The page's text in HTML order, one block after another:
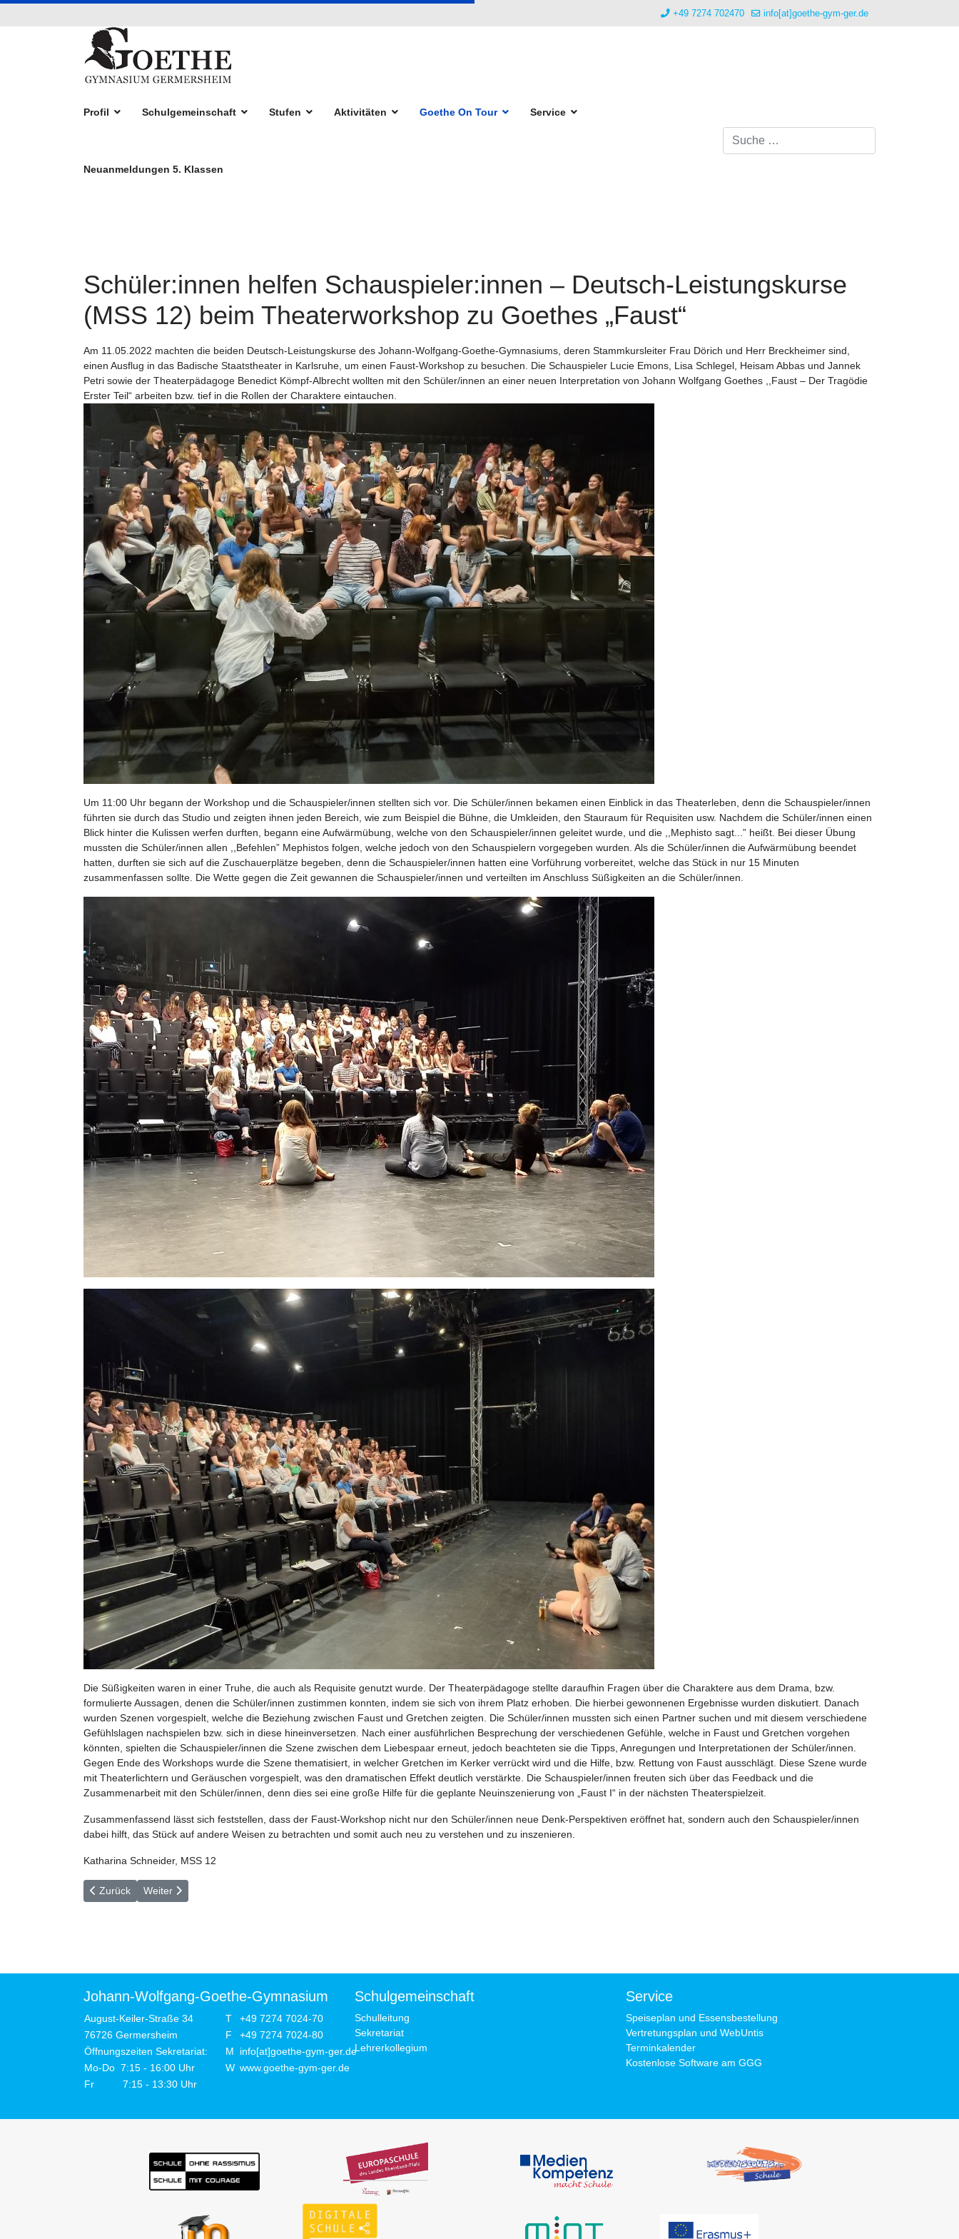
+49 7274 702470 info[at]goethe-gym-ger.de
Profil Schulgemeinschaft Stufen Aktivitäten Goethe On Tour Service
Neuanmeldungen 5. Klassen
Suchen
Schüler:innen helfen Schauspieler:innen – Deutsch-Leistungskurse
(MSS 12) beim Theaterworkshop zu Goethes „Faust“
Am 11.05.2022 machten die beiden Deutsch-Leistungskurse des Johann-Wolfgang-Goethe-Gymnasiums, deren Stammkursleiter Frau Dörich und Herr Breckheimer sind,
einen Ausflug in das Badische Staatstheater in Karlsruhe, um einen Faust-Workshop zu besuchen. Die Schauspieler Lucie Emons, Lisa Schlegel, Heisam Abbas und Jannek
Petri sowie der Theaterpädagoge Benedict Kömpf-Albrecht wollten mit den Schüler/innen an einer neuen Interpretation von Johann Wolfgang Goethes ,,Faust – Der Tragödie
Erster Teil“ arbeiten bzw. tief in die Rollen der Charaktere eintauchen.
Um 11:00 Uhr begann der Workshop und die Schauspieler/innen stellten sich vor. Die Schüler/innen bekamen einen Einblick in das Theaterleben, denn die Schauspieler/innen
führten sie durch das Studio und zeigten ihnen jeden Bereich, wie zum Beispiel die Bühne, die Umkleiden, den Stauraum für Requisiten usw. Nachdem die Schüler/innen einen
Blick hinter die Kulissen werfen durften, begann eine Aufwärmübung, welche von den Schauspieler/innen geleitet wurde, und die ,,Mephisto sagt...” heißt. Bei dieser Übung
mussten die Schüler/innen allen ,,Befehlen” Mephistos folgen, welche jedoch von den Schauspielern vorgegeben wurden. Als die Schüler/innen die Aufwärmübung beendet
hatten, durften sie sich auf die Zuschauerplätze begeben, denn die Schauspieler/innen hatten eine Vorführung vorbereitet, welche das Stück in nur 15 Minuten
zusammenfassen sollte. Die Wette gegen die Zeit gewannen die Schauspieler/innen und verteilten im Anschluss Süßigkeiten an die Schüler/innen.
Die Süßigkeiten waren in einer Truhe, die auch als Requisite genutzt wurde. Der Theaterpädagoge stellte daraufhin Fragen über die Charaktere aus dem Drama, bzw.
formulierte Aussagen, denen die Schüler/innen zustimmen konnten, indem sie sich von ihrem Platz erhoben. Die hierbei gewonnenen Ergebnisse wurden diskutiert. Danach
wurden Szenen vorgespielt, welche die Beziehung zwischen Faust und Gretchen zeigten. Die Schüler/innen mussten sich einen Partner suchen und mit diesem verschiedene
Gefühlslagen nachspielen bzw. sich in diese hineinversetzen. Nach einer ausführlichen Besprechung der verschiedenen Gefühle, welche in Faust und Gretchen vorgehen
könnten, spielten die Schauspieler/innen die Szene zwischen dem Liebespaar erneut, jedoch beachteten sie die Tipps, Anregungen und Interpretationen der Schüler/innen.
Gegen Ende des Workshops wurde die Szene thematisiert, in welcher Gretchen im Kerker verrückt wird und die Hilfe, bzw. Rettung von Faust ausschlägt. Diese Szene wurde
mit Theaterlichtern und Geräuschen vorgespielt, was den dramatischen Effekt deutlich verstärkte. Die Schauspieler/innen freuten sich über das Feedback und die
Zusammenarbeit mit den Schüler/innen, denn dies sei eine große Hilfe für die geplante Neuinszenierung von „Faust I“ in der nächsten Theaterspielzeit.
Zusammenfassend lässt sich feststellen, dass der Faust-Workshop nicht nur den Schüler/innen neue Denk-Perspektiven eröffnet hat, sondern auch den Schauspieler/innen
dabei hilft, das Stück auf andere Weisen zu betrachten und somit auch neu zu verstehen und zu inszenieren.
Katharina Schneider, MSS 12
Vorheriger Beitrag: „Zuerst muss man lesen, dann lesen und nochmal lesen! 20- bis 30-mal!“ – 9a besucht Proben zu „Jugend ohne Gott“ am Theater Baden-Baden
Zurück Nächster Beitrag: "GGG for Ukraine"-Projekt überzeugt in Landau Politikerinnen und andere Schulen
Weiter
Johann-Wolfgang-Goethe-Gymnasium
August-Keiler-Straße 34 T
+49 7274 7024-70
76726 Germersheim
F
+49 7274 7024-80
Öffnungszeiten Sekretariat:
M
info[at]goethe-gym-ger.de
Mo-Do 7:15 - 16:00 Uhr
W www.goethe-gym-ger.de
Fr 7:15 - 13:30 Uhr
Schulgemeinschaft
Schulleitung
Sekretariat
Lehrerkollegium
Service
Speiseplan und Essensbestellung
Vertretungsplan und WebUntis
Terminkalender
Kostenlose Software am GGG